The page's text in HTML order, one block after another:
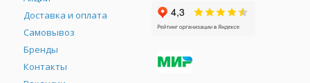
Доставка и оплата
Самовывоз
Бренды
Контакты